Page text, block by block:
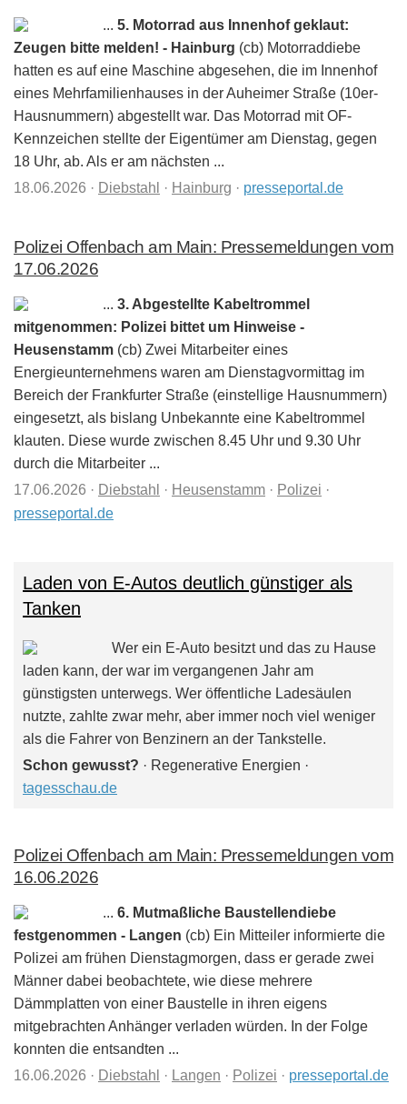
... 5. Motorrad aus Innenhof geklaut:
Zeugen bitte melden! - Hainburg (cb) Motorraddiebe
hatten es auf eine Maschine abgesehen, die im Innenhof
eines Mehrfamilienhauses in der Auheimer Straße (10er-
Hausnummern) abgestellt war. Das Motorrad mit OF-
Kennzeichen stellte der Eigentümer am Dienstag, gegen
18 Uhr, ab. Als er am nächsten ...
18.06.2026 · Diebstahl · Hainburg · presseportal.de
Polizei Offenbach am Main: Pressemeldungen vom
17.06.2026
... 3. Abgestellte Kabeltrommel
mitgenommen: Polizei bittet um Hinweise -
Heusenstamm (cb) Zwei Mitarbeiter eines
Energieunternehmens waren am Dienstagvormittag im
Bereich der Frankfurter Straße (einstellige Hausnummern)
eingesetzt, als bislang Unbekannte eine Kabeltrommel
klauten. Diese wurde zwischen 8.45 Uhr und 9.30 Uhr
durch die Mitarbeiter ...
17.06.2026 · Diebstahl · Heusenstamm · Polizei ·
presseportal.de
Laden von E-Autos deutlich günstiger als
Tanken
Wer ein E-Auto besitzt und das zu Hause
laden kann, der war im vergangenen Jahr am
günstigsten unterwegs. Wer öffentliche Ladesäulen
nutzte, zahlte zwar mehr, aber immer noch viel weniger
als die Fahrer von Benzinern an der Tankstelle.
Schon gewusst? · Regenerative Energien ·
tagesschau.de
Polizei Offenbach am Main: Pressemeldungen vom
16.06.2026
... 6. Mutmaßliche Baustellendiebe
festgenommen - Langen (cb) Ein Mitteiler informierte die
Polizei am frühen Dienstagmorgen, dass er gerade zwei
Männer dabei beobachtete, wie diese mehrere
Dämmplatten von einer Baustelle in ihren eigens
mitgebrachten Anhänger verladen würden. In der Folge
konnten die entsandten ...
16.06.2026 · Diebstahl · Langen · Polizei · presseportal.de